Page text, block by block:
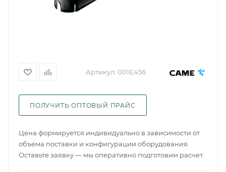
Артикул: 001E456
ПОЛУЧИТЬ ОПТОВЫЙ ПРАЙС
Цена формируется индивидуально в зависимости от
объема поставки и конфигурации оборудования.
Оставьте заявку — мы оперативно подготовим расчет.